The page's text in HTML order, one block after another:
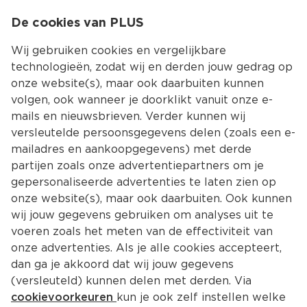
Kies jouw
Terug Producten
De cookies van PLUS
Wij gebruiken cookies en vergelijkbare
technologieën, zodat wij en derden jouw gedrag op
onze website(s), maar ook daarbuiten kunnen
volgen, ook wanneer je doorklikt vanuit onze e-
mails en nieuwsbrieven. Verder kunnen wij
versleutelde persoonsgegevens delen (zoals een e-
mailadres en aankoopgegevens) met derde
partijen zoals onze advertentiepartners om je
gepersonaliseerde advertenties te laten zien op
onze website(s), maar ook daarbuiten. Ook kunnen
wij jouw gegevens gebruiken om analyses uit te
voeren zoals het meten van de effectiviteit van
onze advertenties. Als je alle cookies accepteert,
dan ga je akkoord dat wij jouw gegevens
(versleuteld) kunnen delen met derden. Via
cookievoorkeuren kun je ook zelf instellen welke